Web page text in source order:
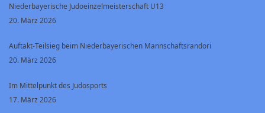
Niederbayerische Judoeinzelmeisterschaft U13
20. März 2026
Auftakt-Teilsieg beim Niederbayerischen Mannschaftsrandori
20. März 2026
Im Mittelpunkt des Judosports
17. März 2026